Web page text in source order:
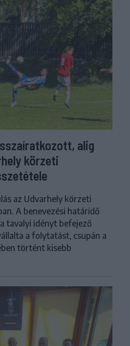
alig
körzeti
az Udvarhely körzeti
A benevezési határidő
tavalyi idényt befejező
a folytatást, csupán a
történt kisebb